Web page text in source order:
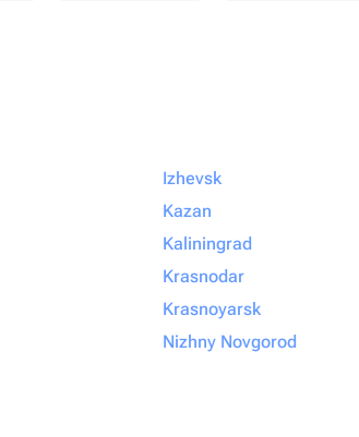
Izhevsk
Kazan
Kaliningrad
Krasnodar
Krasnoyarsk
Nizhny Novgorod